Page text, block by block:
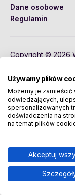
Dane osobowe
Regulamin
Copyright © 2026
Używamy plików
Możemy je zamieścić
odwiedzających,
spersonalizowanych
doświadczenia na
na temat plików
Akceptuj